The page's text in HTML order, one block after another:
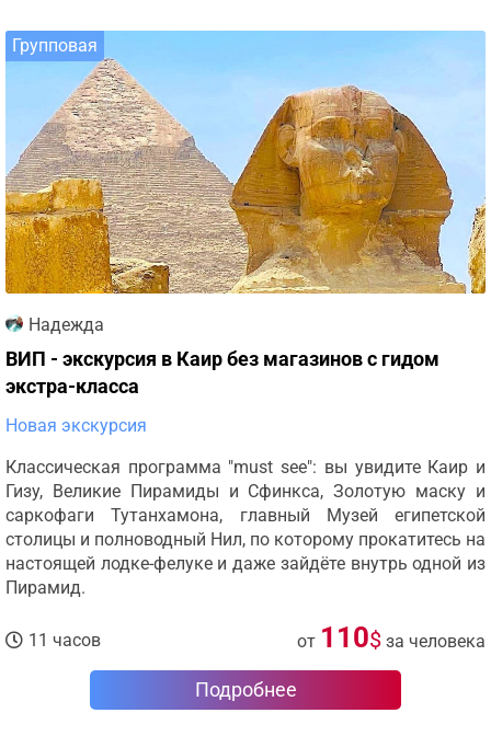
Групповая
Надежда
ВИП - экскурсия в Каир без магазинов с гидом
экстра-класса
Новая экскурсия
Классическая программа "must see": вы увидите Каир и
Гизу, Великие Пирамиды и Сфинкса, Золотую маску и
саркофаги Тутанхамона, главный Музей египетской
столицы и полноводный Нил, по которому прокатитесь на
настоящей лодке-фелуке и даже зайдёте внутрь одной из
Пирамид.
11 часов от 110$ за человека
Подробнее